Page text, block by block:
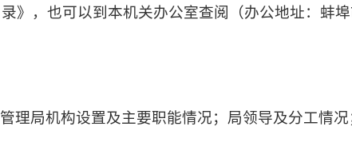
》，也可以到 本机关办公室查阅（办公地址： 蚌
理局机构设置及主要职能情况； 局领导及分工情况